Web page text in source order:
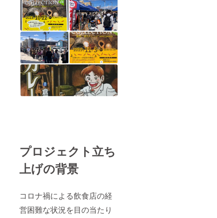
プロジェクト立ち
上げの背景
コロナ禍による飲食店の経
営困難な状況を目の当たり